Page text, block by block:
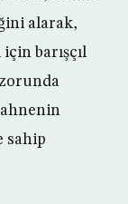
alarak,
barışçıl
sahip